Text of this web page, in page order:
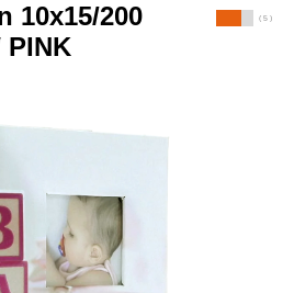
10х15/200
PINK
( 5 )